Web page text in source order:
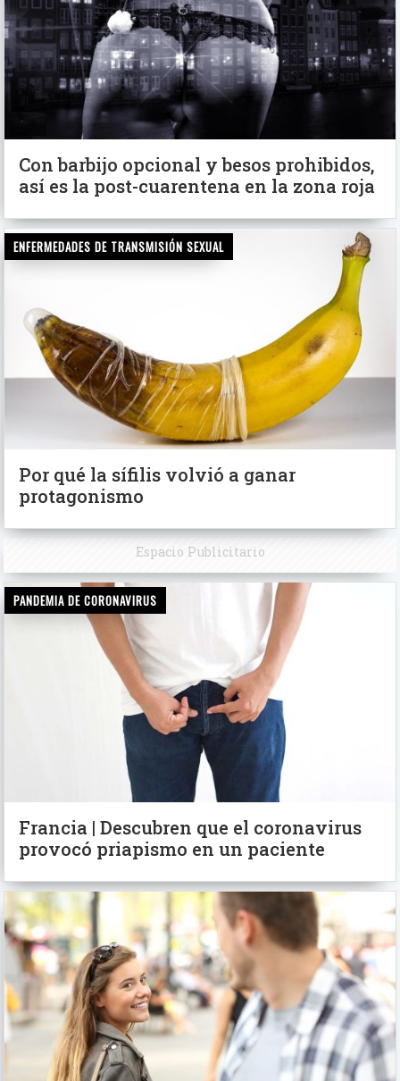
Con barbijo opcional y besos prohibidos,
así es la post-cuarentena en la zona roja
ENFERMEDADES DE TRANSMISIÓN SEXUAL
Por qué la sífilis volvió a ganar
protagonismo
Espacio Publicitario
PANDEMIA DE CORONAVIRUS
Francia | Descubren que el coronavirus
provocó priapismo en un paciente